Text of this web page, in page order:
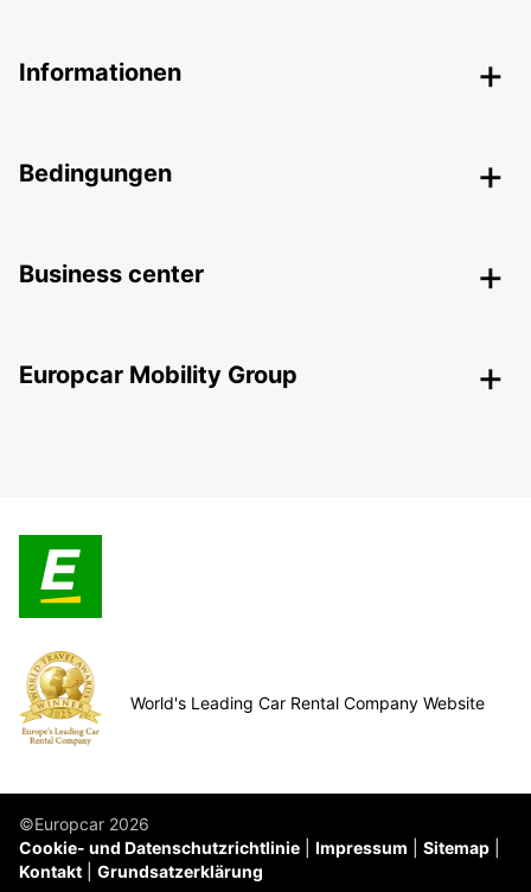
Informationen
Bedingungen
Business center
Europcar Mobility Group
World's Leading Car Rental Company Website
©Europcar 2026
Cookie- und Datenschutzrichtlinie
Impressum
Sitemap
Kontakt
Grundsatzerklärung